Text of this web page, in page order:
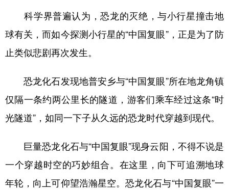
科学界普遍认为，恐龙的灭绝，与小行星撞击地
球有关，而如今探测小行星的“中国复眼”，正是为了防
止类似悲剧再次发生。
恐龙化石发现地普安乡与“中国复眼”所在地龙角镇
仅隔一条约两公里长的隧道，游客们乘车经过这条“时
光隧道”，如同一下子从久远的恐龙时代穿越到现代。
巨量恐龙化石与“中国复眼”现身云阳，不得不说是
一个穿越时空的巧妙组合。在这里，向下可追溯地球
年轮，向上可仰望浩瀚星空。恐龙化石与“中国复眼”一